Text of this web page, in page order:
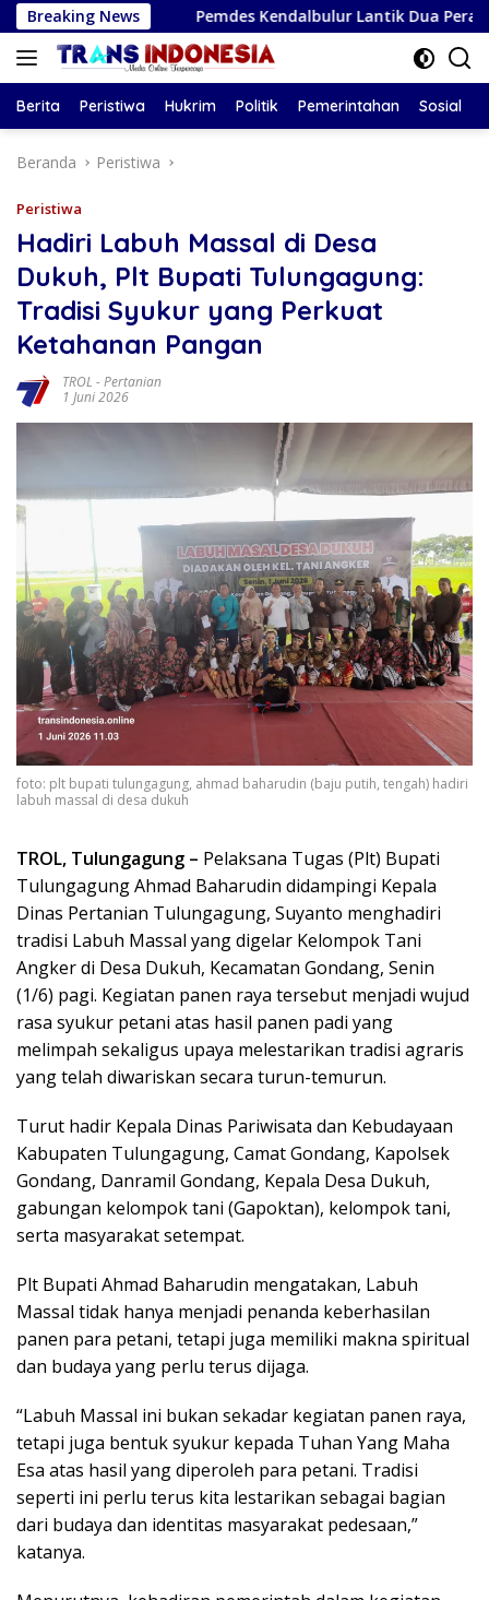
Langsung
ke
konten
Breaking News
Pemdes Kendalbulur Lantik Dua Perangkat Desa,
Berita Peristiwa Hukrim Politik Pemerintahan Sosial
Beranda Peristiwa
Peristiwa
Hadiri Labuh Massal di Desa
Dukuh, Plt Bupati Tulungagung:
Tradisi Syukur yang Perkuat
Ketahanan Pangan
TROL -Pertanian
1 Juni 2026
foto: plt bupati tulungagung, ahmad baharudin (baju putih, tengah) hadiri
labuh massal di desa dukuh
TROL, Tulungagung – Pelaksana Tugas (Plt) Bupati
Tulungagung Ahmad Baharudin didampingi Kepala
Dinas Pertanian Tulungagung, Suyanto menghadiri
tradisi Labuh Massal yang digelar Kelompok Tani
Angker di Desa Dukuh, Kecamatan Gondang, Senin
(1/6) pagi. Kegiatan panen raya tersebut menjadi wujud
rasa syukur petani atas hasil panen padi yang
melimpah sekaligus upaya melestarikan tradisi agraris
yang telah diwariskan secara turun-temurun.
Turut hadir Kepala Dinas Pariwisata dan Kebudayaan
Kabupaten Tulungagung, Camat Gondang, Kapolsek
Gondang, Danramil Gondang, Kepala Desa Dukuh,
gabungan kelompok tani (Gapoktan), kelompok tani,
serta masyarakat setempat.
Plt Bupati Ahmad Baharudin mengatakan, Labuh
Massal tidak hanya menjadi penanda keberhasilan
panen para petani, tetapi juga memiliki makna spiritual
dan budaya yang perlu terus dijaga.
“Labuh Massal ini bukan sekadar kegiatan panen raya,
tetapi juga bentuk syukur kepada Tuhan Yang Maha
Esa atas hasil yang diperoleh para petani. Tradisi
seperti ini perlu terus kita lestarikan sebagai bagian
dari budaya dan identitas masyarakat pedesaan,”
katanya.